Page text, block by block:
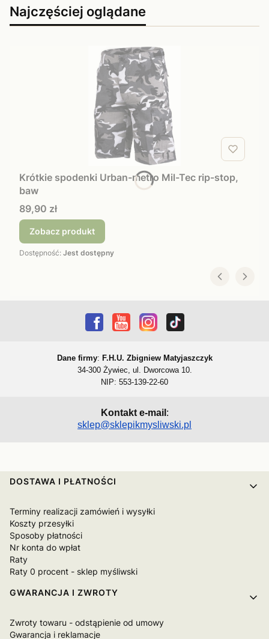
Najczęściej oglądane
Krótkie spodenki Urban-metro Mil-Tec rip-stop,
baw
Cena
89,90 zł
Zobacz produkt
Dostępność: Jest dostępny
Dane firmy: F.H.U. Zbigniew Matyjaszczyk
34-300 Żywiec, ul. Dworcowa 10.
NIP: 553-139-22-60
Kontakt e-mail :
sklep@sklepikmysliwski.pl
Linki w stopce
DOSTAWA I PŁATNOŚCI
Terminy realizacji zamówień i wysyłki
Koszty przesyłki
Sposoby płatności
Nr konta do wpłat
Raty
Raty 0 procent - sklep myśliwski
GWARANCJA I ZWROTY
Zwroty towaru - odstąpienie od umowy
Gwarancja i reklamacje